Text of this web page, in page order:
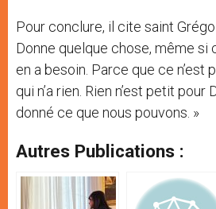
Pour conclure, il cite saint
Donne quelque chose, même si
en a besoin. Parce que ce n’est
qui n’a rien. Rien n’est petit pour
donné ce que nous pouvons. »
Autres Publications :